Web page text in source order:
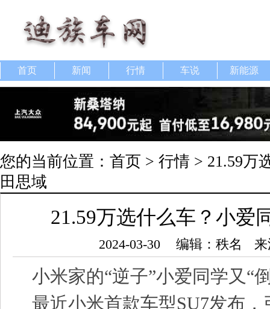
首页 新闻 行情 车说 新能源
您的当前位置： 首页 > 行情 > 21.59万
田思域
21.59万选什么车？小爱
2024-03-30 编辑：秩名
小米家的“逆子”小爱同学又“
最近小米首款车型SU7发布